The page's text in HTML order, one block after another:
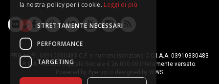
PRG srl P.I. 03910330483 C.F. e numero iscrizione C.C.I.A.A. 03910330483
R.E.A. 400323 Capitale Sociale € 26.000,00 interamente versato.
Powered by Aperion.it designed by WWS
la nostra policy per i cookie. Leggi di più
STRETTAMENTE NECESSARI
PERFORMANCE
TARGETING